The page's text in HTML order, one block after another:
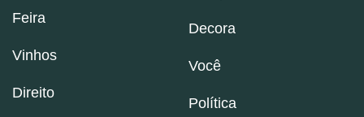
Feira
Vinhos
Direito
Decora
Você
Política